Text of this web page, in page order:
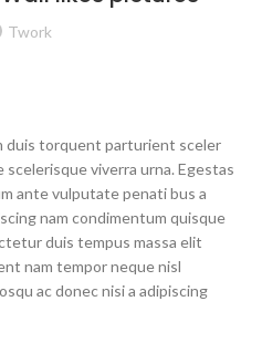
Twork
torquent parturient sceler
viverra urna. Egestas
ante vulputate penati bus a
nam condimentum quisque
duis tempus massa elit
nam tempor neque nisl
ac donec nisi a adipiscing